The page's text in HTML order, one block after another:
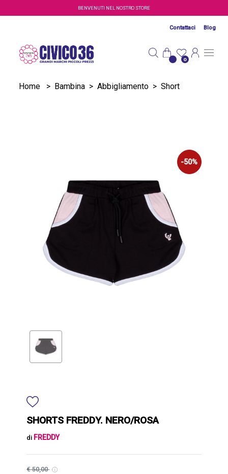
Salta al contenuto principaleBENVENUTI NEL NOSTRO STORE
Contattaci Blog
0
Home > Bambina > Abbigliamento > Short
-50%
SHORTS FREDDY. NERO/ROSA
di FREDDY
€ 50,00